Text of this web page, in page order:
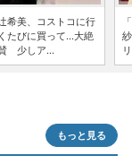
希美、コストコに行
くたびに買って...大絶
少しア...
もっと見る